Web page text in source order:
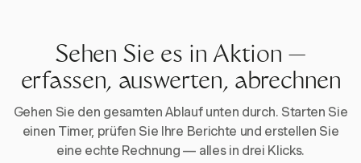
Sehen Sie es in Aktion —
erfassen, auswerten, abrechnen
Gehen Sie den gesamten Ablauf unten durch. Starten Sie
einen Timer, prüfen Sie Ihre Berichte und erstellen Sie
eine echte Rechnung — alles in drei Klicks.